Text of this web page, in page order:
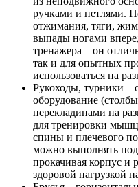
ручками и петлями.
отжимания, тяги,
выпады ногами
тренажера – он
так и для опытных
использоваться на
Рукоходы, турники –
оборудование
перекладинами на
для тренировки мышц
спины и плечевого
можно выполнять
прокачивая корпус и
здоровой нагрузкой